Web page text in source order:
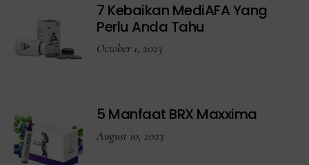
7 Kebaikan MediAFA Yang
Perlu Anda Tahu
October 1, 2023
5 Manfaat BRX Maxxima
August 10, 2023